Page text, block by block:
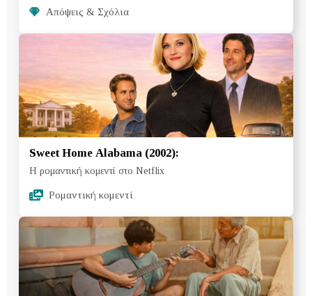
Απόψεις & Σχόλια
Sweet Home Alabama (2002):
Η ρομαντική κομεντί στο Netflix
Ρομαντική κομεντί